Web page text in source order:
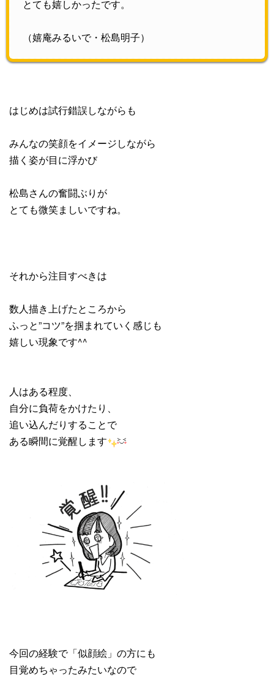
とても嬉しかったです。
（嬉庵みるいで・松島明子）
はじめは試行錯誤しながらも
みんなの笑顔をイメージしながら
描く姿が目に浮かび
松島さんの奮闘ぶりが
とても微笑ましいですね。
それから注目すべきは
数人描き上げたところから
ふっと”コツ”を掴まれていく感じも
嬉しい現象です^^
人はある程度、
自分に負荷をかけたり、
追い込んだりすることで
ある瞬間に覚醒します
今回の経験で「似顔絵」の方にも
目覚めちゃったみたいなので